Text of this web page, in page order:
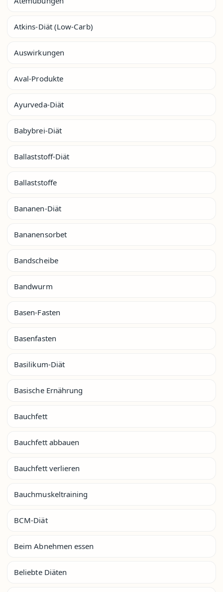
Atkins-Diät (Low-Carb)
Auswirkungen
Aval-Produkte
Ayurveda-Diät
Babybrei-Diät
Ballaststoff-Diät
Ballaststoffe
Bananen-Diät
Bananensorbet
Bandscheibe
Bandwurm
Basen-Fasten
Basenfasten
Basilikum-Diät
Basische Ernährung
Bauchfett
Bauchfett abbauen
Bauchfett verlieren
Bauchmuskeltraining
BCM-Diät
Beim Abnehmen essen
Beliebte Diäten